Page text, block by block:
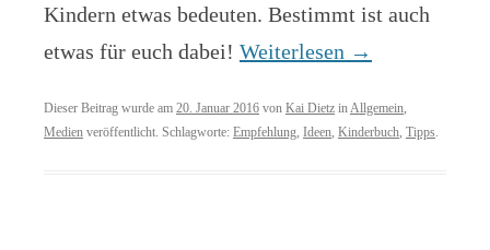
Kindern etwas bedeuten. Bestimmt ist auch
etwas für euch dabei! Weiterlesen →
Dieser Beitrag wurde am 20. Januar 2016 von Kai Dietz inAllgemein,
Medien veröffentlicht. Schlagworte: Empfehlung, Ideen, Kinderbuch, Tipps.